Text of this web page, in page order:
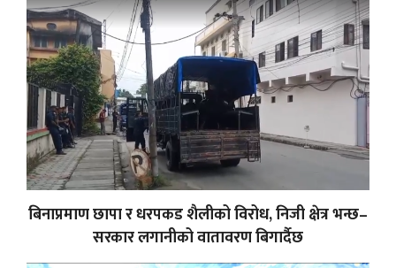
बिनाप्रमाण छापा र धरपकड शैलीको विरोध, निजी क्षेत्र भन्छ–
सरकार लगानीको वातावरण बिगार्दैछ